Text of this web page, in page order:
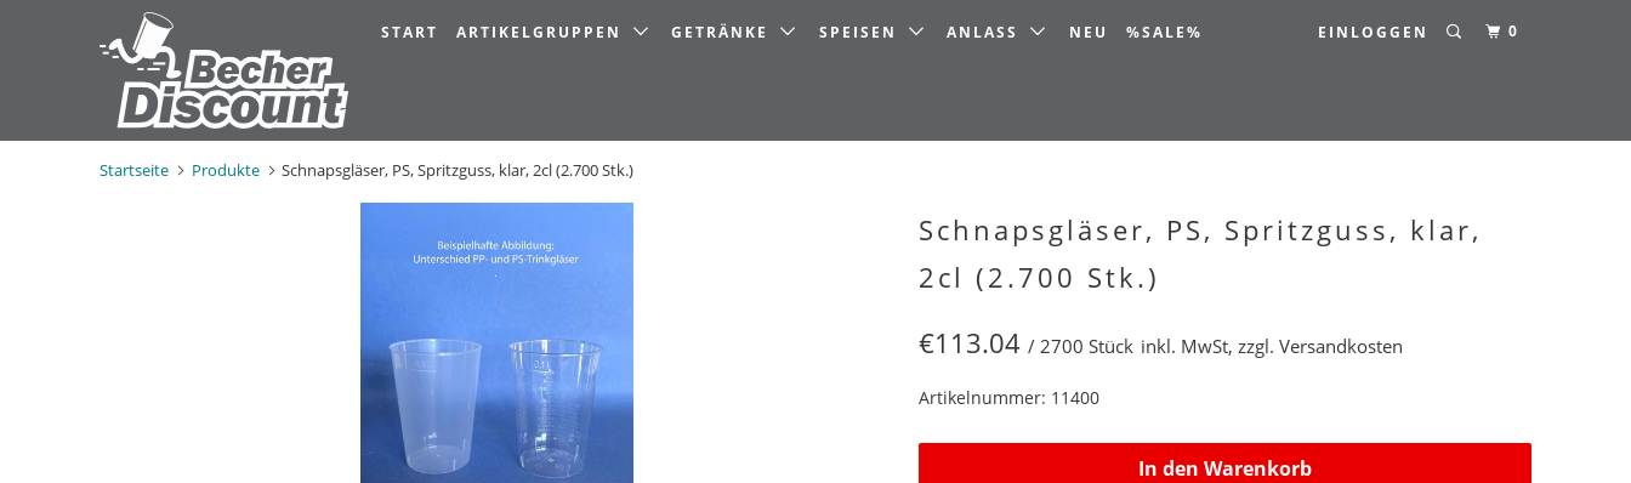
EINLOGGEN 0
START ARTIKELGRUPPEN GETRÄNKE SPEISEN ANLASS NEU %SALE%
Startseite Produkte Schnapsgläser, PS, Spritzguss, klar, 2cl (2.700 Stk.)
Schnapsgläser, PS, Spritzguss, klar,
2cl (2.700 Stk.)
€113.04 / 2700 Stück inkl. MwSt, zzgl. Versandkosten
Artikelnummer: 11400
In den Warenkorb